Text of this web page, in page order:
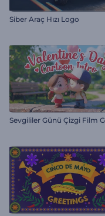
Siber Araç Hızı Logo
Sevgililer Günü Çizgi Film